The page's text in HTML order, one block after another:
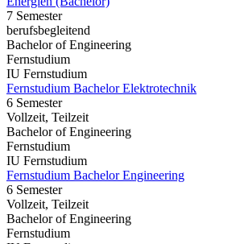
7 Semester
berufsbegleitend
Bachelor of Engineering
Fernstudium
IU Fernstudium
Fernstudium Bachelor Elektrotechnik
6 Semester
Vollzeit, Teilzeit
Bachelor of Engineering
Fernstudium
IU Fernstudium
Fernstudium Bachelor Engineering
6 Semester
Vollzeit, Teilzeit
Bachelor of Engineering
Fernstudium